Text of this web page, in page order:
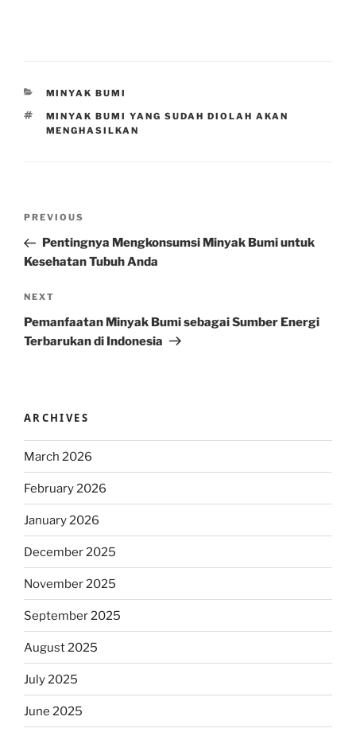
CATEGORIES
MINYAK BUMI
TAGS
MINYAK BUMI YANG SUDAH DIOLAH AKAN
MENGHASILKAN
Previous
Post
PREVIOUS
Pentingnya Mengkonsumsi Minyak Bumi untuk
Kesehatan Tubuh Anda
Next
Post
NEXT
Pemanfaatan Minyak Bumi sebagai Sumber Energi
Terbarukan di Indonesia
ARCHIVES
March 2026
February 2026
January 2026
December 2025
November 2025
September 2025
August 2025
July 2025
June 2025